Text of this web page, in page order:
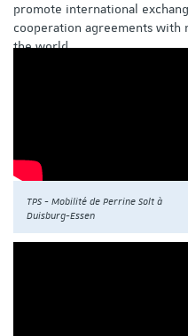
promote international
cooperation agreements
the world.
TPS - Mobilité de Perrine Solt à
Duisburg-Essen